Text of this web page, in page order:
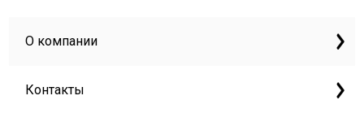
О компании
Контакты